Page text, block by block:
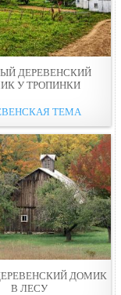
ДЕРЕВЕНСКИЙ
У ТРОПИНКИ
ТЕМА
ДОМИК
В ЛЕСУ